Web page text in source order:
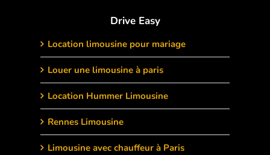
Drive Easy
Location limousine pour mariage
Louer une limousine à paris
Location Hummer Limousine
Rennes Limousine
Limousine avec chauffeur à Paris